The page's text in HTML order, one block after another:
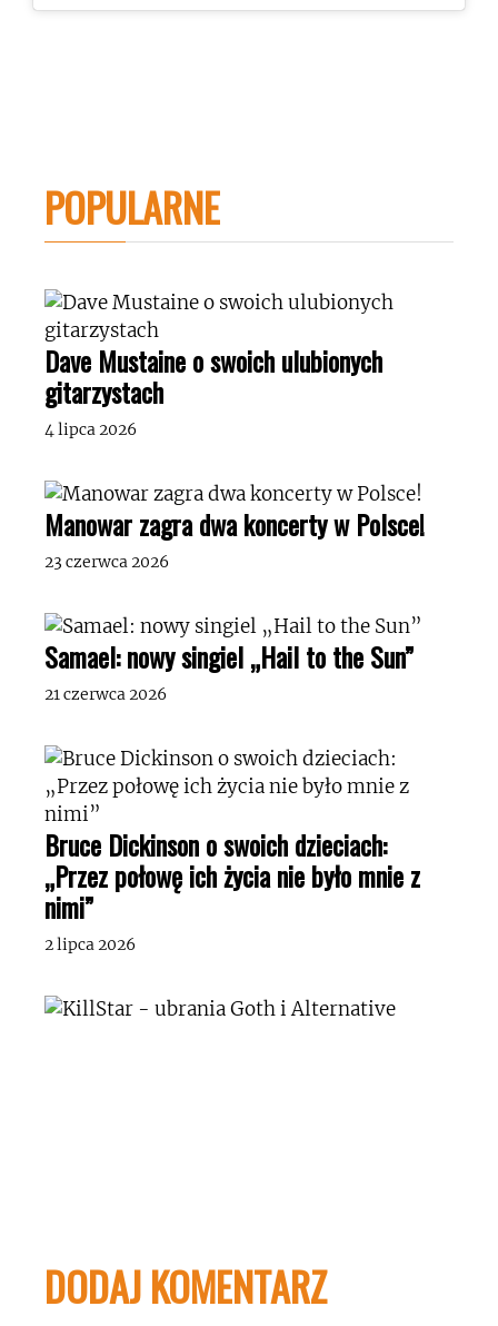
POPULARNE
Dave Mustaine o swoich ulubionych
gitarzystach
4 lipca 2026
Manowar zagra dwa koncerty w Polsce!
23 czerwca 2026
Samael: nowy singiel „Hail to the Sun”
21 czerwca 2026
Bruce Dickinson o swoich dzieciach:
„Przez połowę ich życia nie było mnie z
nimi”
2 lipca 2026
DODAJ KOMENTARZ